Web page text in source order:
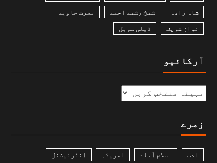
شاہ زادہ شیخ رشید احمد نصرت جاوید
نواز شریف ڈیلی سویل
آرکائیو
زمرے
ادب اسلام آباد امریکہ انٹرنیشنل